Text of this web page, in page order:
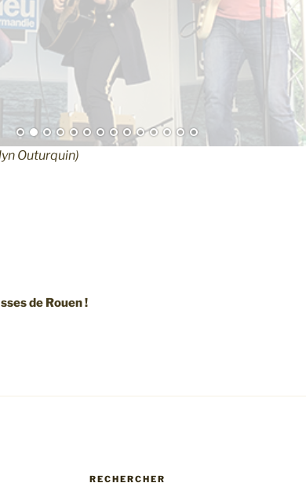
Outurquin)
de Rouen !
RECHERCHER